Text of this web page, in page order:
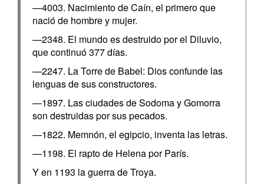
—4003. Nacimiento de Caín, el primero que
nació de hombre y mujer.
—2348. El mundo es destruido por el Diluvio,
que continuó 377 días.
—2247. La Torre de Babel: Dios confunde las
lenguas de sus constructores.
—1897. Las ciudades de Sodoma y Gomorra
son destruidas por sus pecados.
—1822. Memnón, el egipcio, inventa las letras.
—1198. El rapto de Helena por París.
Y en 1193 la guerra de Troya.